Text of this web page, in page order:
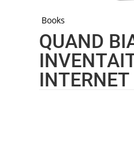
Books
QUAND
INTERNET